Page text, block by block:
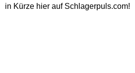
in Kürze hier auf Schlagerpuls.com!